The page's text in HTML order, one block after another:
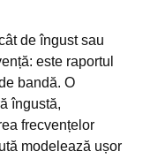
de îngust sau
este raportul
bandă. O
îngustă,
frecvențelor
modelează ușor